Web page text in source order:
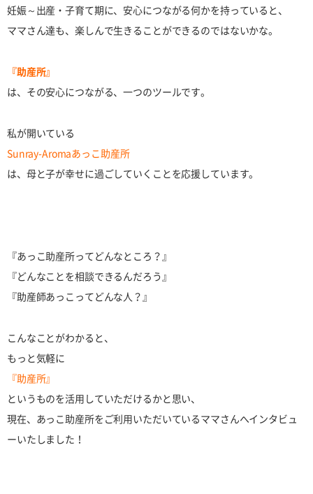
妊娠～出産・子育て期に、安心につながる何かを持っていると、
ママさん達も、楽しんで生きることができるのではないかな。
『助産所』
は、その安心につながる、一つのツールです。
私が開いている
Sunray-Aromaあっこ助産所
は、母と子が幸せに過ごしていくことを応援しています。
『あっこ助産所ってどんなところ？』
『どんなことを相談できるんだろう』
『助産師あっこってどんな人？』
こんなことがわかると、
もっと気軽に
『助産所』
というものを活用していただけるかと思い、
現在、あっこ助産所をご利用いただいているママさんへインタビュ
ーいたしました！